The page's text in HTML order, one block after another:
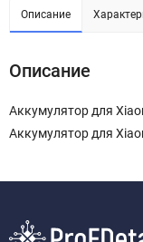
Описание
Описание
Аккумулятор для
Аккумулятор для